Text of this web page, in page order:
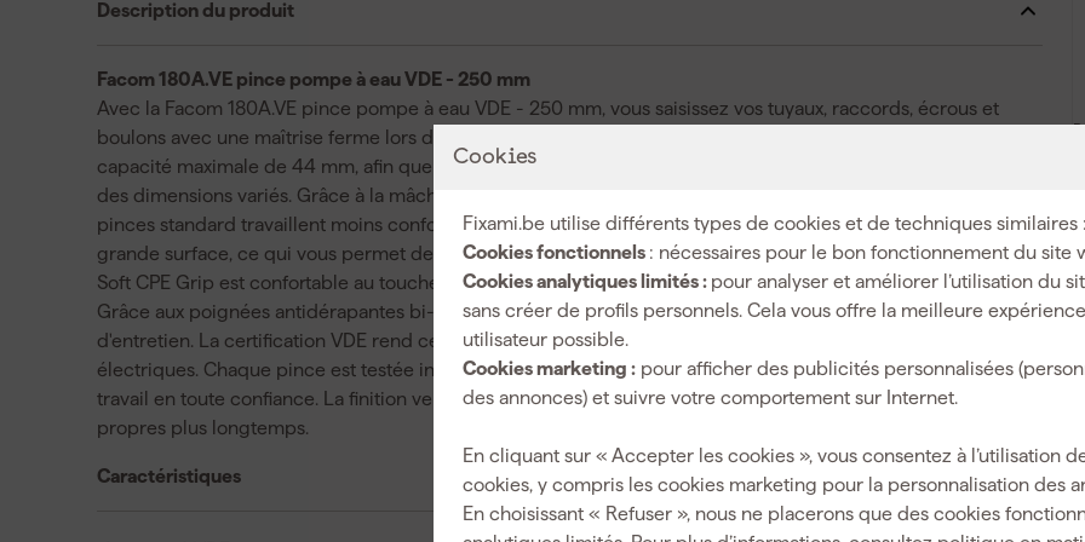
Cookies
Fixami.be utilise différents types de cookies et de techniques similaires :
Cookies fonctionnels : nécessaires pour le bon fonctionnement du site
Cookies analytiques limités : pour analyser et améliorer l’utilisation du
sans créer de profils personnels. Cela vous offre la meilleure expérience
utilisateur possible.
Cookies marketing : pour afficher des publicités personnalisées
des annonces) et suivre votre comportement sur Internet.
En cliquant sur « Accepter les cookies », vous consentez à l’utilisation
cookies, y compris les cookies marketing pour la personnalisation des
En choisissant « Refuser », nous ne placerons que des cookies
Description du produit
Facom 180A.VE pince pompe à eau VDE - 250 mm
Avec la Facom 180A.VE pince pompe à eau VDE - 250 mm, vous saisissez vos tuyaux, raccords, écrous et
boulons avec une maîtrise ferme lors de chaque travail. La grande ouverture des mâchoires vous offre une
capacité maximale de 44 mm, afin que cette pince pompe à eau accompagne en douceur des matériaux et
des dimensions variés. Grâce à la mâchoire longue et fine, vous atteignez aussi les espaces exigus où les
pinces standard travaillent moins confortablement. La large poignée en CPE répartit la pression sur une plus
grande surface, ce qui vous permet de conserver une meilleure prise sans charge inutile sur votre main. La
Soft CPE Grip est confortable au toucher et aide à réduire le pincement lors d'une utilisation prolongée.
Grâce aux poignées antidérapantes bi-matière, la pince reste bien en main lors des travaux de montage et
d'entretien. La certification VDE rend cette pince isolée adaptée à un travail sûr sur des installations
électriques. Chaque pince est testée individuellement à 10 000 volts afin que vous puissiez vous mettre au
travail en toute confiance. La finition vernie aide à limiter la formation de rouille et maintient vos outils à main
propres plus longtemps.
Caractéristiques